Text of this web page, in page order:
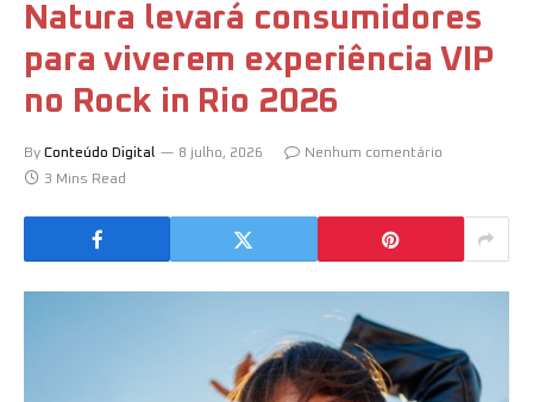
Natura levará consumidores
para viverem experiência VIP
no Rock in Rio 2026
By Conteúdo Digital 8 julho, 2026
Nenhum comentário
3 Mins Read